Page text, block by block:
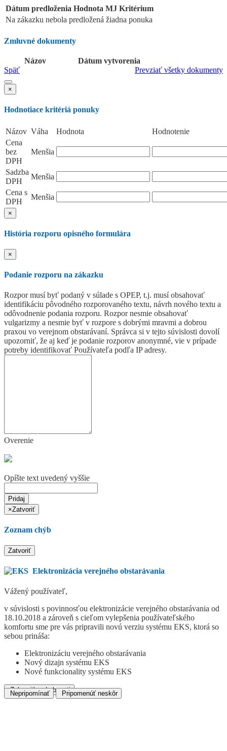
Dátum predloženia Hodnota MJ Kritérium
Na zákazku nebola predložená žiadna ponuka
Zmluvné dokumenty
Názov
Dátum vytvorenia
Prevziať všetky dokumenty
Späť
×
Hodnotiace kritériá ponuky
Názov Váha Hodnota
Hodnotenie
Cena
bez
DPH
Menšia
Sadzba
DPH
Menšia
Cena s
DPH
Menšia
×
História rozporu opisného formulára
×
Podanie rozporu na zákazku
Rozpor musí byť podaný v súlade s OPEP, t.j. musí obsahovať
identifikáciu pôvodného rozporovaného textu, návrh nového textu a
odôvodnenie podania rozporu. Rozpor nesmie obsahovať
vulgarizmy a nesmie byť v rozpore s dobrými mravmi a dobrou
praxou vo verejnom obstarávaní. Správca si v tejto súvislosti dovolí
upozorniť, že aj keď je podanie rozporov anonymné, vie v prípade
potreby identifikovať Používateľa podľa IP adresy.
Overenie
Opíšte text uvedený vyššie
Pridaj
×Zatvoriť
Zoznam chýb
Zatvoriť
Elektronizácia verejného obstarávania
Vážený používateľ,
v súvislosti s povinnosťou elektronizácie verejného obstarávania od
18.10.2018 a zároveň s cieľom vylepšenia používateľského
komfortu sme pre vás pripravili novú verziu systému EKS, ktorá so
sebou prináša:
Elektronizáciu verejného obstarávania
Nový dizajn systému EKS
Nové funkcionality systému EKS
Zobraziť podrobnosti
Nepripomínať Pripomenúť neskôr